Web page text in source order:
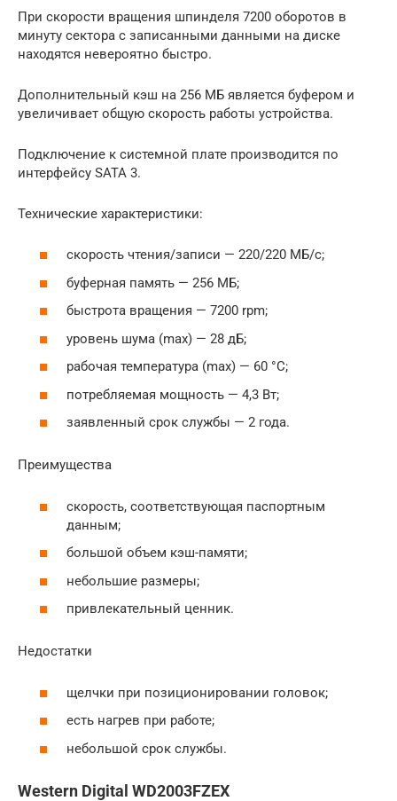
При скорости вращения шпинделя 7200 оборотов в
минуту сектора с записанными данными на диске
находятся невероятно быстро.
Дополнительный кэш на 256 МБ является буфером и
увеличивает общую скорость работы устройства.
Подключение к системной плате производится по
интерфейсу SATA 3.
Технические характеристики:
скорость чтения/записи — 220/220 МБ/с;
буферная память — 256 МБ;
быстрота вращения — 7200 rpm;
уровень шума (max) — 28 дБ;
рабочая температура (max) — 60 °C;
потребляемая мощность — 4,3 Вт;
заявленный срок службы — 2 года.
Преимущества
скорость, соответствующая паспортным
данным;
большой объем кэш-памяти;
небольшие размеры;
привлекательный ценник.
Недостатки
щелчки при позиционировании головок;
есть нагрев при работе;
небольшой срок службы.
Western Digital WD2003FZEX